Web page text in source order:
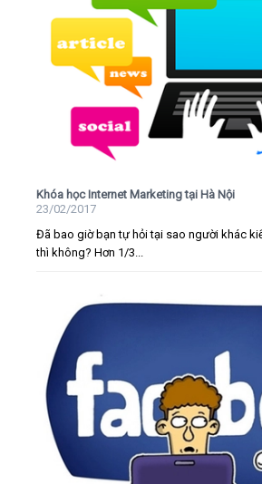
Khóa học Internet Marketing tại Hà Nội
23/02/2017
Đã bao giờ bạn tự hỏi tại sao người khác
thì không? Hơn 1/3...